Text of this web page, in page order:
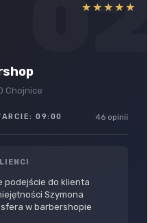
02
★★★★★
Chojnice
09:00 46 opinii
podejście do klienta
Szymona
w barbershopie